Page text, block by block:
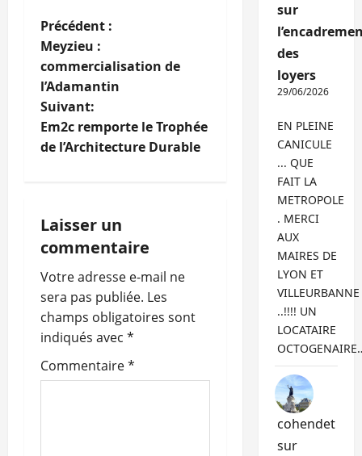
N
a
v
i
t
i
o
n
d
Précédent :
Meyzieu :
commercialisation de
l’Adamantin
Suivant:
Em2c remporte le Trophée
de l’Architecture Durable
Laisser un
commentaire
Votre adresse e-mail ne
sera pas publiée. Les
champs obligatoires sont
indiqués avec *
Commentaire*
sur
des
loyers
29/06/2026
EN PLEINE
CANICULE
... QUE
FAIT LA
METROPOLE
. MERCI
AUX
MAIRES DE
LYON ET
VILLEURBANNE
..!!!! UN
LOCATAIRE
cohendet
sur